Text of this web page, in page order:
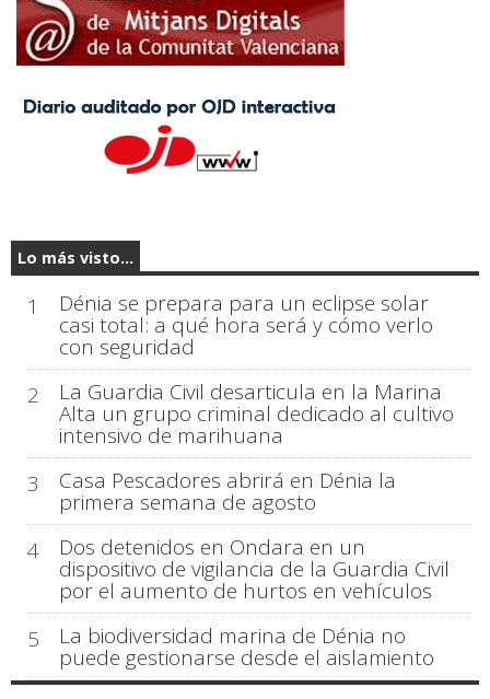
Lo más visto...
1 Dénia se prepara para un eclipse solar
casi total: a qué hora será y cómo verlo
con seguridad
2
La Guardia Civil desarticula en la Marina
Alta un grupo criminal dedicado al cultivo
intensivo de marihuana
3
Casa Pescadores abrirá en Dénia la
primera semana de agosto
4
Dos detenidos en Ondara en un
dispositivo de vigilancia de la Guardia Civil
por el aumento de hurtos en vehículos
5
La biodiversidad marina de Dénia no
puede gestionarse desde el aislamiento